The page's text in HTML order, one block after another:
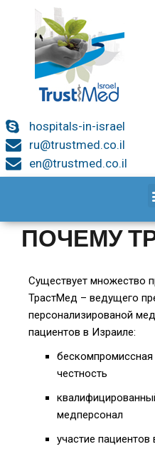
hospitals-in-israel
ru@trustmed.co.il
en@trustmed.co.il
ПОЧЕМУ
Существует множество
ТрастМед – ведущего
персонализированой
пациентов в Израиле:
честность
медперсонал
участие пациентов